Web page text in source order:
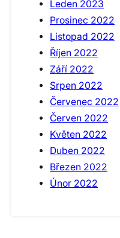
Leden 2023
Prosinec 2022
Listopad 2022
Říjen 2022
Září 2022
Srpen 2022
Červenec 2022
Červen 2022
Květen 2022
Duben 2022
Březen 2022
Únor 2022